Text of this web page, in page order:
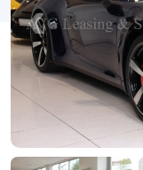
Despre Noi
Contact